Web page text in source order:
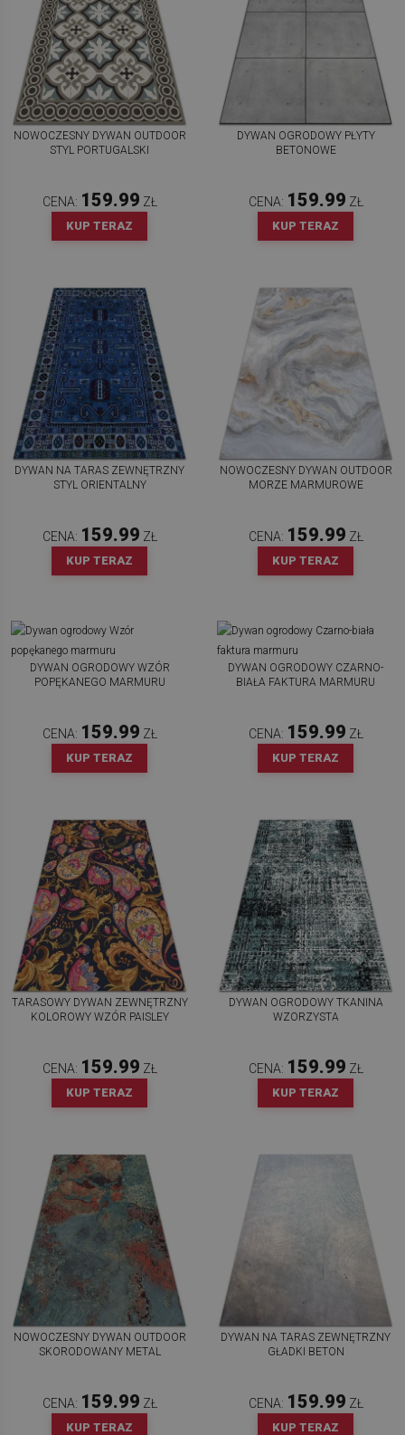
NOWOCZESNY DYWAN OUTDOOR
STYL PORTUGALSKI
CENA: 159.99 ZŁ
KUP TERAZ
DYWAN OGRODOWY PŁYTY
BETONOWE
CENA: 159.99 ZŁ
KUP TERAZ
DYWAN NA TARAS ZEWNĘTRZNY
STYL ORIENTALNY
CENA: 159.99 ZŁ
KUP TERAZ
NOWOCZESNY DYWAN OUTDOOR
MORZE MARMUROWE
CENA: 159.99 ZŁ
KUP TERAZ
DYWAN OGRODOWY WZÓR
POPĘKANEGO MARMURU
CENA: 159.99 ZŁ
KUP TERAZ
DYWAN OGRODOWY CZARNO-
BIAŁA FAKTURA MARMURU
CENA: 159.99 ZŁ
KUP TERAZ
TARASOWY DYWAN ZEWNĘTRZNY
KOLOROWY WZÓR PAISLEY
CENA: 159.99 ZŁ
KUP TERAZ
DYWAN OGRODOWY TKANINA
WZORZYSTA
CENA: 159.99 ZŁ
KUP TERAZ
NOWOCZESNY DYWAN OUTDOOR
SKORODOWANY METAL
CENA: 159.99 ZŁ
KUP TERAZ
DYWAN NA TARAS ZEWNĘTRZNY
GŁADKI BETON
CENA: 159.99 ZŁ
KUP TERAZ